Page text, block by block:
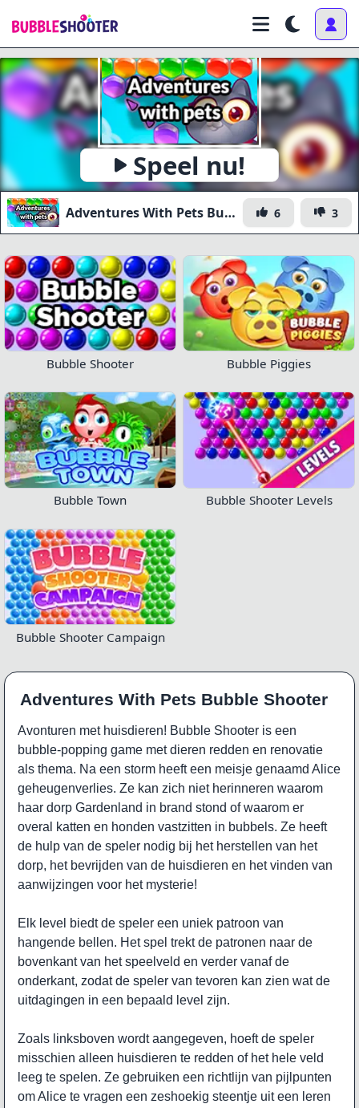
Speel nu!
Adventures With Pets Bubble Shooter 6 3
Bubble Shooter Bubble Piggies
Bubble Town Bubble Shooter Levels
Bubble Shooter Campaign
Adventures With Pets Bubble Shooter
Avonturen met huisdieren! Bubble Shooter is een
bubble-popping game met dieren redden en renovatie
als thema. Na een storm heeft een meisje genaamd Alice
geheugenverlies. Ze kan zich niet herinneren waarom
haar dorp Gardenland in brand stond of waarom er
overal katten en honden vastzitten in bubbels. Ze heeft
de hulp van de speler nodig bij het herstellen van het
dorp, het bevrijden van de huisdieren en het vinden van
aanwijzingen voor het mysterie!
Elk level biedt de speler een uniek patroon van
hangende bellen. Het spel trekt de patronen naar de
bovenkant van het speelveld en verder vanaf de
onderkant, zodat de speler van tevoren kan zien wat de
uitdagingen in een bepaald level zijn.
Zoals linksboven wordt aangegeven, hoeft de speler
misschien alleen huisdieren te redden of het hele veld
leeg te spelen. Ze gebruiken een richtlijn van pijlpunten
om Alice te vragen een zeshoekig steentje uit een leren